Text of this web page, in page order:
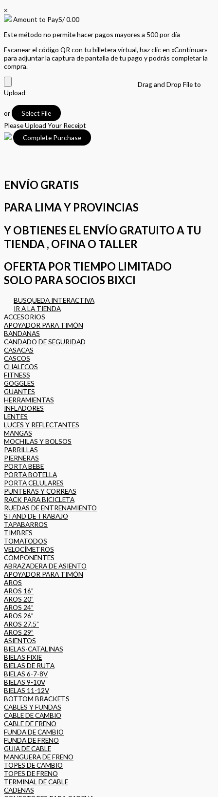
×
Amount to PayS/0.00
Este método no permite hacer pagos mayores a 500 por día
Escanear el código QR con tu billetera virtual, haz clic en «Continuar»
para adjuntar la captura de pantalla de tu pago y podrás completar la
compra.
Drag and Drop File to
Upload
or
Select File
Please Upload Your Receipt
ENVÍO GRATIS
PARA LIMA Y PROVINCIAS
Y OBTIENES EL ENVÍO GRATUITO A TU
TIENDA , OFINA O TALLER
OFERTA POR TIEMPO LIMITADO
SOLO PARA SOCIOS BIXCI
BUSQUEDA INTERACTIVA
IR A LA TIENDA
ACCESORIOS
APOYADOR PARA TIMÓN
BANDANAS
CANDADO DE SEGURIDAD
CASACAS
CASCOS
CHALECOS
FITNESS
GOGGLES
GUANTES
HERRAMIENTAS
INFLADORES
LENTES
LUCES Y REFLECTANTES
MANGAS
MOCHILAS Y BOLSOS
PARRILLAS
PIERNERAS
PORTA BEBE
PORTA BOTELLA
PORTA CELULARES
PUNTERAS Y CORREAS
RACK PARA BICICLETA
RUEDAS DE ENTRENAMIENTO
STAND DE TRABAJO
TAPABARROS
TIMBRES
TOMATODOS
VELOCÍMETROS
COMPONENTES
ABRAZADERA DE ASIENTO
APOYADOR PARA TIMÓN
AROS
AROS 16”
AROS 20”
AROS 24”
AROS 26”
AROS 27.5”
AROS 29”
ASIENTOS
BIELAS-CATALINAS
BIELAS FIXIE
BIELAS DE RUTA
BIELAS 6-7-8V
BIELAS 9-10V
BIELAS 11-12V
BOTTOM BRACKETS
CABLES Y FUNDAS
CABLE DE CAMBIO
CABLE DE FRENO
FUNDA DE CAMBIO
FUNDA DE FRENO
GUIA DE CABLE
MANGUERA DE FRENO
TOPES DE CAMBIO
TOPES DE FRENO
TERMINAL DE CABLE
CADENAS